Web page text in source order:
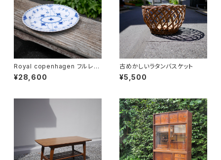
Royal copenhagen フルレー
ス オーバルディッシュ
¥28,600
古めかしいラタンバスケット
¥5,500